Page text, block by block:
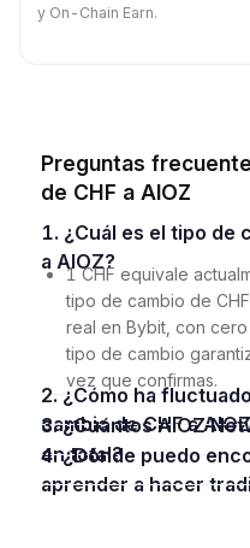
y On-Chain Earn.
Preguntas
de CHF a AIOZ
1. ¿Cuál es el tipo de cambio actual de 1 CHF
a AIOZ?
1 CHF equivale
tipo de cambio de
real en Bybit, con
tipo de cambio
vez que confirmas.
2. ¿Cómo ha fluctuado en 24 horas el tipo de
cambio de CHF a
3. ¿Cuántos AIOZ Network hay disponibles
en total?
4. ¿Dónde puedo encontrar recursos para
aprender a hacer